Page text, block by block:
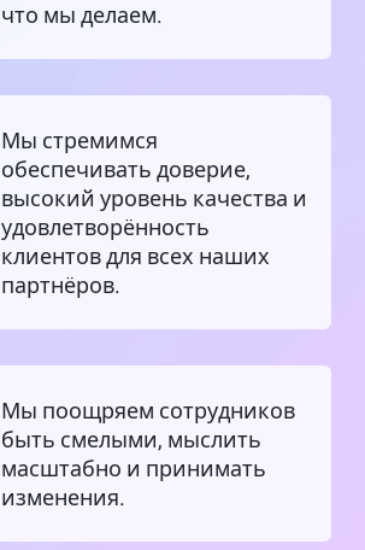
что мы делаем.
Мы стремимся
обеспечивать доверие,
высокий уровень качества и
удовлетворённость
клиентов для всех наших
партнёров.
Мы поощряем сотрудников
быть смелыми, мыслить
масштабно и принимать
изменения.